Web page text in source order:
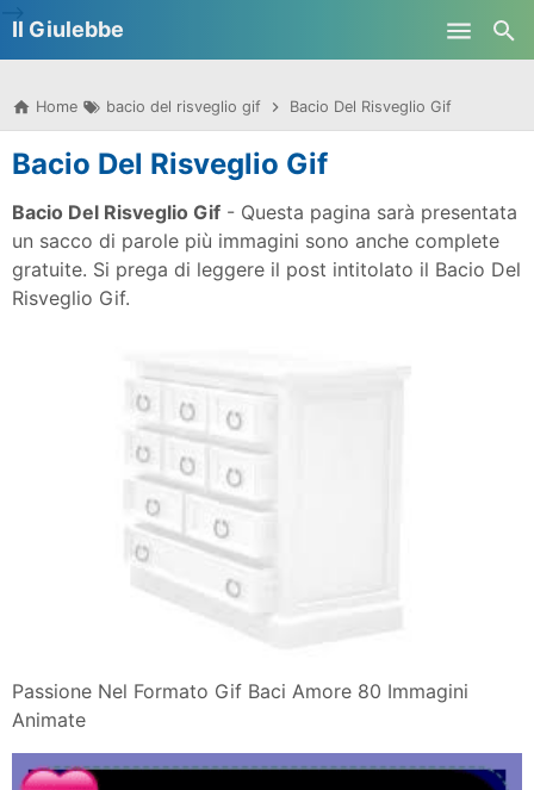
Il Giulebbe
Home bacio del risveglio gif Bacio Del Risveglio Gif
Bacio Del Risveglio Gif
Bacio Del Risveglio Gif - Questa pagina sarà presentata
un sacco di parole più immagini sono anche complete
gratuite. Si prega di leggere il post intitolato il Bacio Del
Risveglio Gif.
Passione Nel Formato Gif Baci Amore 80 Immagini
Animate